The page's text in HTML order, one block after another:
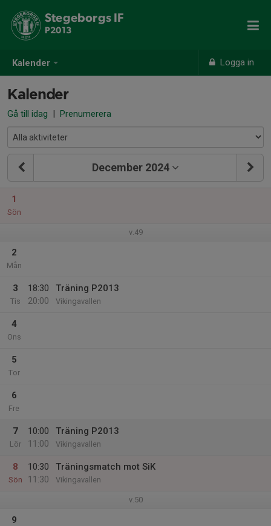
Kalender Logga in
Stegeborgs IF
P2013
Kalender
Gå till idag | Prenumerera
December 2024
1
Sön
v.49
2
Mån
3
Tis
18:30
20:00
Träning P2013
Vikingavallen
4
Ons
5
Tor
6
Fre
7
Lör
10:00
11:00
Träning P2013
Vikingavallen
8
Sön
10:30
11:30
Träningsmatch mot SiK
Vikingavallen
v.50
9